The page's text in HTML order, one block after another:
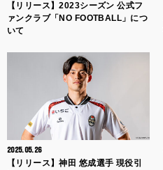
【リリース】2023シーズン 公式フ
ァンクラブ「NO FOOTBALL」につ
いて
2025.05.26
【リリース】神田 悠成選手 現役引